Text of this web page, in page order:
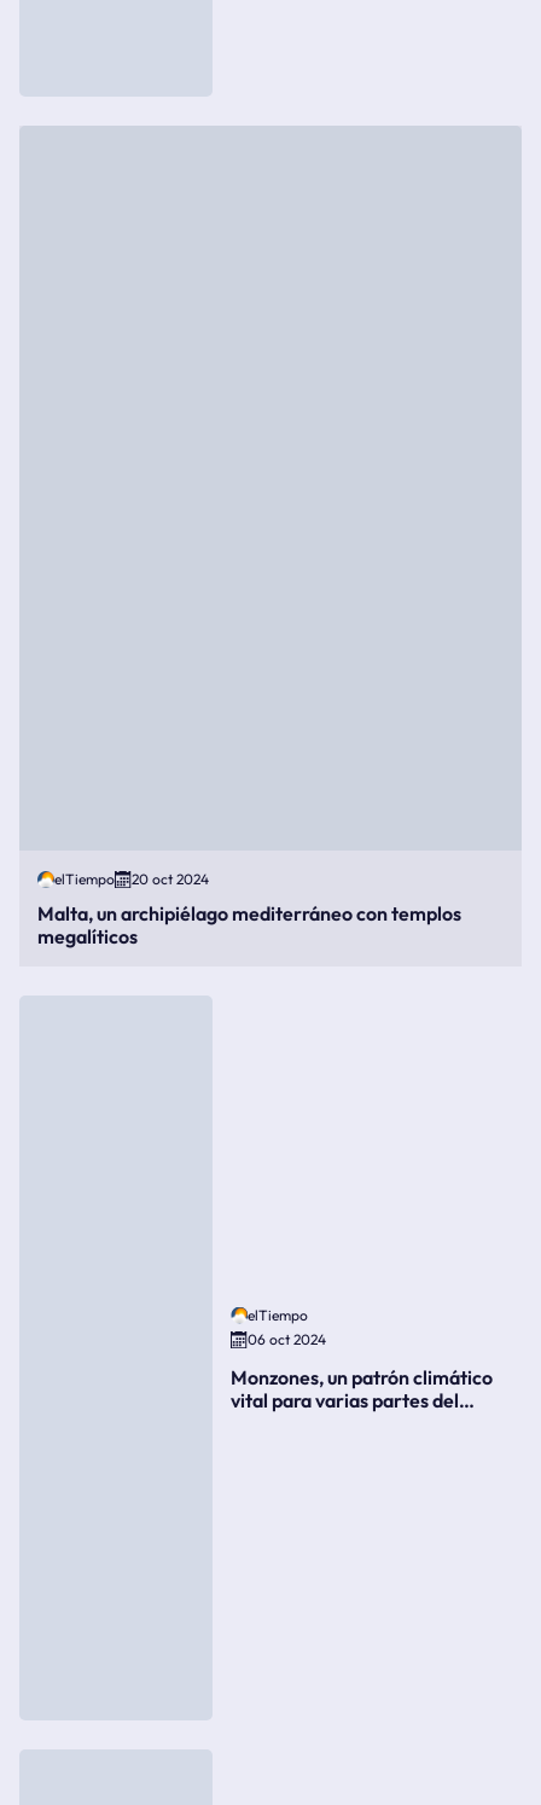
elTiempo 20 oct 2024
Malta, un archipiélago mediterráneo con templos
megalíticos
elTiempo
06 oct 2024
Monzones, un patrón climático
vital para varias partes del